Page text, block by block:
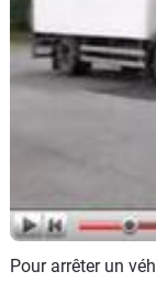
Moto
Marques
Pour arrêter un